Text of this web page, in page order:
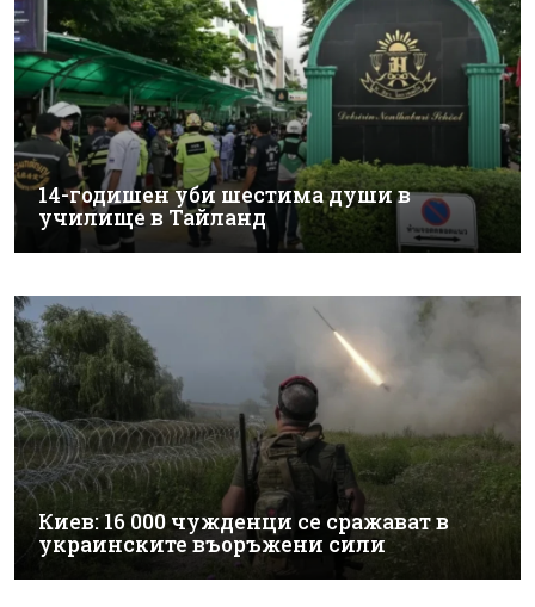
14-годишен уби шестима души в
училище в Тайланд
Киев: 16 000 чужденци се сражават в
украинските въоръжени сили